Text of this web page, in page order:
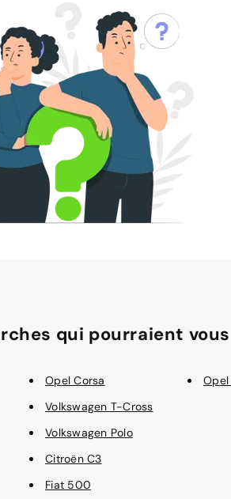
qui pourraient
Opel Corsa
Volkswagen T-Cross
Volkswagen Polo
Citroën C3
Fiat 500
Opel